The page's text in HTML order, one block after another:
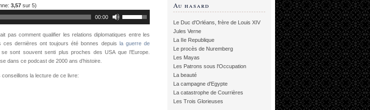
3,57 sur 5)
00:00
pas comment qualifier les relations diplomatiques entre les
ces dernières ont toujours été bonnes depuis la guerre de
se sont souvent senti plus proches des USA que l’Europe.
dans ce podcast de 2000 ans d’histoire.
la lecture de ce livre:
Au hasard
Le Duc d'Orléans, frère de Louis XIV
Jules Verne
La IIe Republique
Le procès de Nuremberg
Les Mayas
Les Patrons sous l'Occupation
La beauté
La campagne d'Egypte
La catastrophe de Courrières
Les Trois Glorieuses